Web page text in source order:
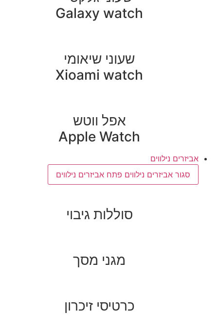
Galaxy watch
שעוני שיאומי
Xioami watch
אפל ווטש
Apple Watch
אביזרים נילווים
סגור אביזרים נילווים פתח אביזרים נילווים
סוללות גיבוי
מגני מסך
כרטיסי זיכרון